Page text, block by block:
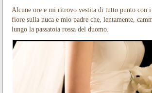
Alcune ore e mi ritrovo vestita di tutto punto con
fiore sulla nuca e mio padre che, lentamente,
lungo la passatoia rossa del duomo.